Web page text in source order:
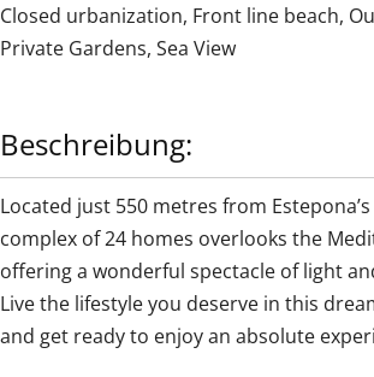
Closed urbanization, Front line beach,
Private Gardens, Sea View
Beschreibung:
Located just 550 metres from
complex of 24 homes overlooks the
offering a wonderful spectacle of light
Live the lifestyle you deserve in this
and get ready to enjoy an absolute